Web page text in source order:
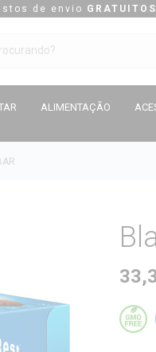
de envio GRATUITOS
ALIMENTAÇÃO